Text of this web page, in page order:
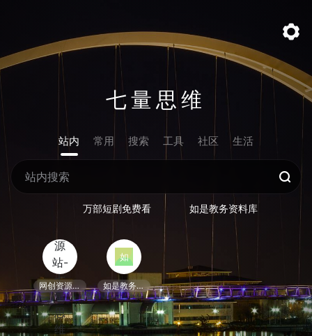
七量思维
站内 常用 搜索 工具 社区 生活
万部短剧免费看 如是教务资料库
网创资源站-七量思维 如是教务资料库